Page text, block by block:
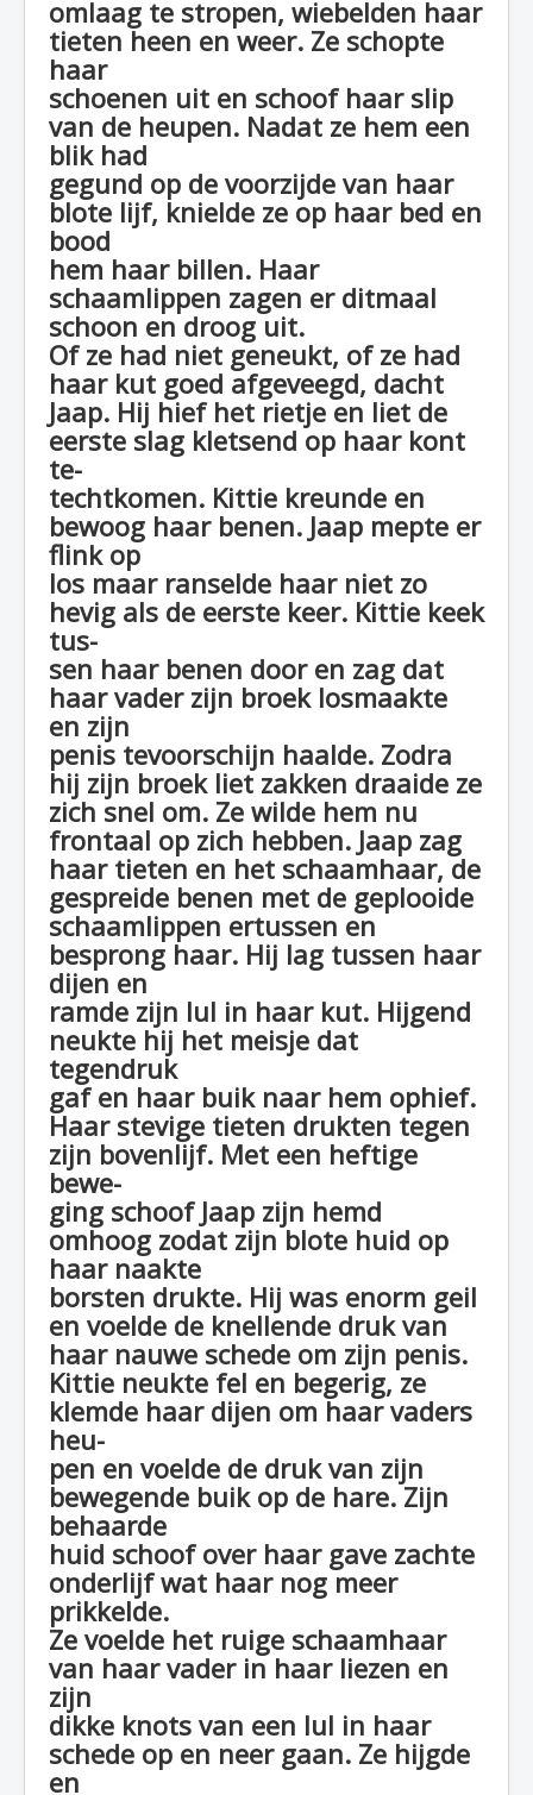
omlaag te stropen, wiebelden haar
tieten heen en weer. Ze schopte
haar
schoenen uit en schoof haar slip
van de heupen. Nadat ze hem een
blik had
gegund op de voorzijde van haar
blote lijf, knielde ze op haar bed en
bood
hem haar billen. Haar
schaamlippen zagen er ditmaal
schoon en droog uit.
Of ze had niet geneukt, of ze had
haar kut goed afgeveegd, dacht
Jaap. Hij hief het rietje en liet de
eerste slag kletsend op haar kont
te-
techtkomen. Kittie kreunde en
bewoog haar benen. Jaap mepte er
flink op
los maar ranselde haar niet zo
hevig als de eerste keer. Kittie keek
tus-
sen haar benen door en zag dat
haar vader zijn broek losmaakte
en zijn
penis tevoorschijn haalde. Zodra
hij zijn broek liet zakken draaide ze
zich snel om. Ze wilde hem nu
frontaal op zich hebben. Jaap zag
haar tieten en het schaamhaar, de
gespreide benen met de geplooide
schaamlippen ertussen en
besprong haar. Hij lag tussen haar
dijen en
ramde zijn lul in haar kut. Hijgend
neukte hij het meisje dat
tegendruk
gaf en haar buik naar hem ophief.
Haar stevige tieten drukten tegen
zijn bovenlijf. Met een heftige
bewe-
ging schoof Jaap zijn hemd
omhoog zodat zijn blote huid op
haar naakte
borsten drukte. Hij was enorm geil
en voelde de knellende druk van
haar nauwe schede om zijn penis.
Kittie neukte fel en begerig, ze
klemde haar dijen om haar vaders
heu-
pen en voelde de druk van zijn
bewegende buik op de hare. Zijn
behaarde
huid schoof over haar gave zachte
onderlijf wat haar nog meer
prikkelde.
Ze voelde het ruige schaamhaar
van haar vader in haar liezen en
zijn
dikke knots van een lul in haar
schede op en neer gaan. Ze hijgde
en